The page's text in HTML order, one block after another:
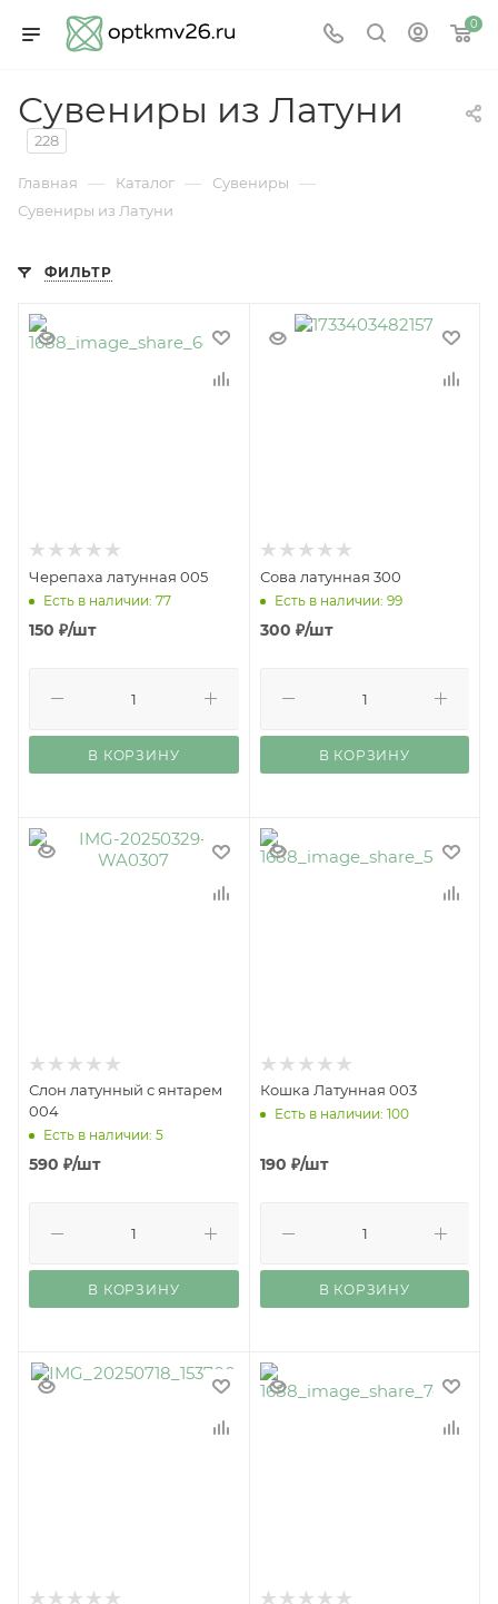
0
Сувениры из Латуни
228
Главная — Каталог — Сувениры —
Сувениры из Латуни
ФИЛЬТР
Черепаха латунная 005
Есть в наличии: 77
150 ₽/шт
В КОРЗИНУ
Сова латунная 300
Есть в наличии: 99
300 ₽/шт
В КОРЗИНУ
Слон латунный с янтарем
004
Есть в наличии: 5
590 ₽/шт
В КОРЗИНУ
Кошка Латунная 003
Есть в наличии: 100
190 ₽/шт
В КОРЗИНУ